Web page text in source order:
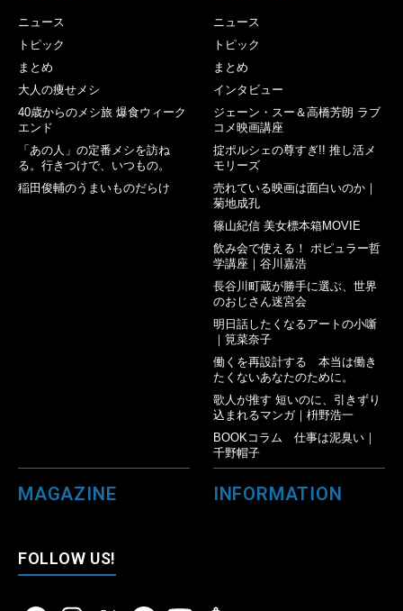
ニュース
トピック
まとめ
大人の痩せメシ
40歳からのメシ旅 爆食ウィーク
エンド
「あの人」の定番メシを訪ね
る。行きつけで、いつもの。
稲田俊輔のうまいものだらけ
ニュース
トピック
まとめ
インタビュー
ジェーン・スー＆高橋芳朗 ラブ
コメ映画講座
掟ポルシェの尊すぎ!! 推し活メ
モリーズ
売れている映画は面白いのか｜
菊地成孔
篠山紀信 美女標本箱MOVIE
飲み会で使える！ ポピュラー哲
学講座｜谷川嘉浩
長谷川町蔵が勝手に選ぶ、世界
のおじさん迷宮会
明日話したくなるアートの小噺
｜筧菜奈子
働くを再設計する 本当は働き
たくないあなたのために。
歌人が推す 短いのに、引きずり
込まれるマンガ｜枡野浩一
BOOKコラム 仕事は泥臭い｜
千野帽子
MAGAZINE INFORMATION
FOLLOW US!